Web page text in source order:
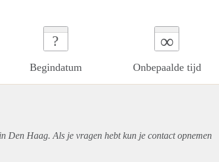
?
Begindatum
∞
Onbepaalde tijd
Den Haag. Als je vragen hebt kun je contact opnemen